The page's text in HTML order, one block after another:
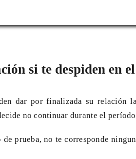
si te despiden en
dar por finalizada su relación
no continuar durante el
prueba, no te corresponde